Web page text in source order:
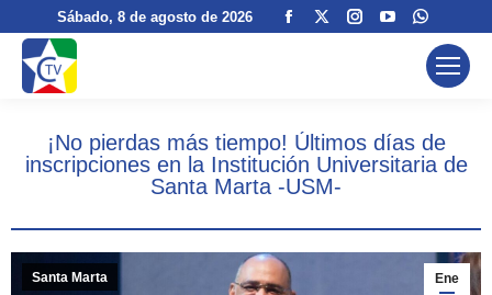
Sábado, 8 de agosto de 2026
Facebook
new
windowwindow
Instagram
window
YouTube
opens
window
page
opens
window
¡No pierdas más tiempo! Últimos días de
inscripciones en la Institución Universitaria de
Santa Marta -USM-
Ene
Santa Marta